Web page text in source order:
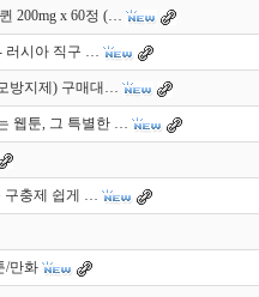
200mg x 60정 (…
러시아 직구 …
방지제) 구매대…
웹툰, 그 특별한 …
구충제 쉽게 …
/만화